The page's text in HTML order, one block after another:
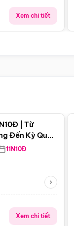
Xem chi tiết
| Từ
Đến Kỳ Quan
11N10Đ
Xem chi tiết